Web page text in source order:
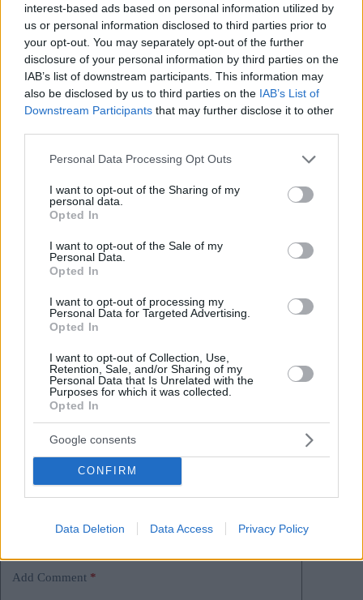
interest-based ads based on personal information utilized by
us or personal information disclosed to third parties prior to
your opt-out. You may separately opt-out of the further
disclosure of your personal information by third parties on the
IAB’s list of downstream participants. This information may
also be disclosed by us to third parties on the IAB’s List of
Downstream Participants that may further disclose it to other
Please note that this website/app uses one or more Google
not limited to your visit or usage behaviour. You may click to
grant or deny consent to Google and its third-party tags to
use your data for below specified purposes in below Google
consent section.
Personal Data Processing Opt Outs
I want to opt-out of the Sharing of my
personal data.
Opted In
I want to opt-out of the Sale of my
Personal Data.
Opted In
I want to opt-out of processing my
Personal Data for Targeted Advertising.
Opted In
I want to opt-out of Collection, Use,
Retention, Sale, and/or Sharing of my
Personal Data that Is Unrelated with the
Purposes for which it was collected.
Opted In
Google consents
CONFIRM
Data Deletion Data Access Privacy Policy
Die Situation ist nicht auf die Hauptstadt beschränkt. Es
wurden landesweit mehrere schwere Unfälle gemeldet,
darunter auch Zusammenstöße auf den großen Autobahnen.
Auf der Umgehungsstraße M0 haben Zusammenstöße mit
mehreren Fahrzeugen zu Fahrbahnsperrungen und Staus von
mehreren Kilometern Länge geführt. Ähnliche Szenen
spielten sich auf der Autobahn M7 in Richtung Budapest ab,
wo der Verkehr in der Nähe von Siófok nach einer
Massenkarambolage zum Erliegen kam und die Autofahrer
Reisenden dringend empfohlen, sich vor der Abfahrt auf der
BKK-Websiteoder über die BudapestGO-App über die
neuesten Entwicklungen zu informieren und sich auf
anhaltende Störungen im Laufe des Tages einzustellen.
budapest #kategorie budapest
kategorie leben
kategorie verkehr #Kategorie Wetter #
verkehr #wettervorhersage
Leave a Reply
Your email address will not be published. Required fields are marked*
Name
Email*
Add Comment *